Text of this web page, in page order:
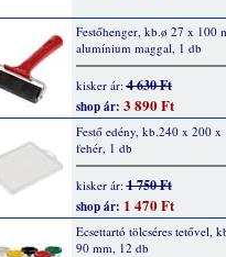
Festőhenger, kb.ø 27 x 100
alumínium maggal, 1 db
kisker ár:4 630 Ft
shop ár: 3 890 Ft
Festő edény, kb.240 x 200 x
fehér, 1 db
kisker ár:1 750 Ft
shop ár: 1 470 Ft
Ecsettartó tölcséres tetővel,
90 mm, 12 db